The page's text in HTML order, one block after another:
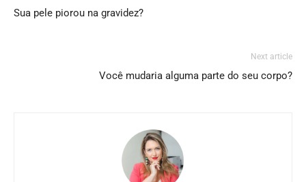
Sua pele piorou na gravidez?
Next article
Você mudaria alguma parte do seu corpo?